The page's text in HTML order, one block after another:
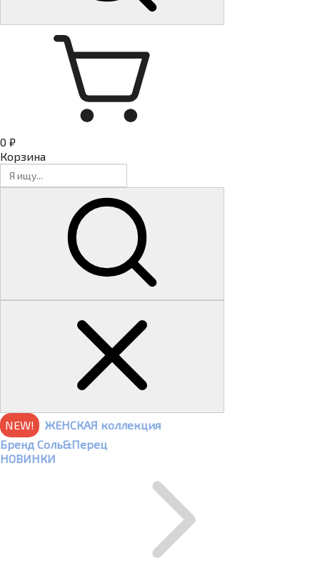
0 ₽
Корзина
NEW!
ЖЕНСКАЯ коллекция
Бренд Соль&Перец
НОВИНКИ